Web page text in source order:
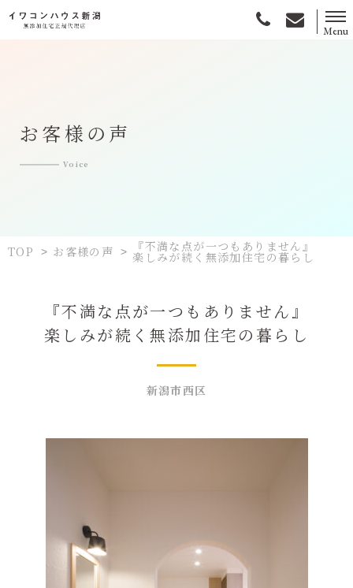
Menu
施工事例
資料請求
お客様の声
Voice
TOP > お客様の声 > 『不満な点が一つもありません』
楽しみが続く無添加住宅の暮らし
『不満な点が一つもありません』
楽しみが続く無添加住宅の暮らし
新潟市西区